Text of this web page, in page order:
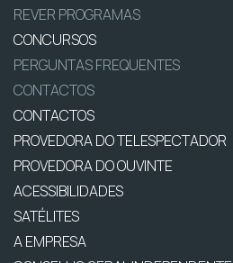
REVER PROGRAMAS
CONCURSOS
PERGUNTAS FREQUENTES
CONTACTOS
CONTACTOS
PROVEDORA DO TELESPECTADOR
PROVEDORA DO OUVINTE
ACESSIBILIDADES
SATÉLITES
A EMPRESA